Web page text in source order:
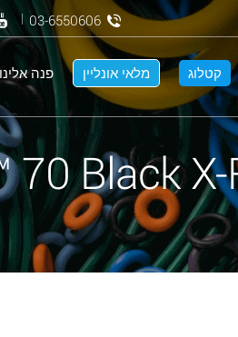
קטלוג מלאי אונליין פנה אלינו
03-6550606